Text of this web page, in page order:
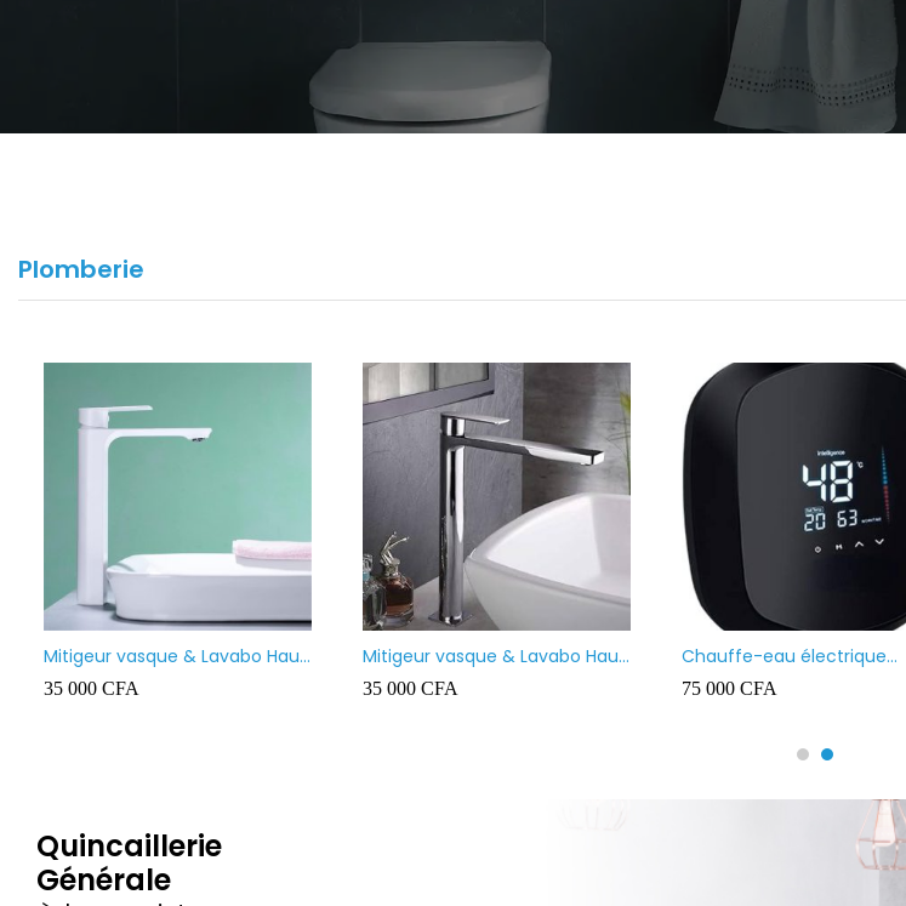
Plomberie
Mitigeur vasque & Lavabo Haut
Prolongé BLANC
35 000 CFA
Mitigeur vasque & Lavabo Haut
Prolongé
35 000 CFA
Chauffe-eau électrique
instantané MAAT
75 000 CFA
Quincaillerie
Générale